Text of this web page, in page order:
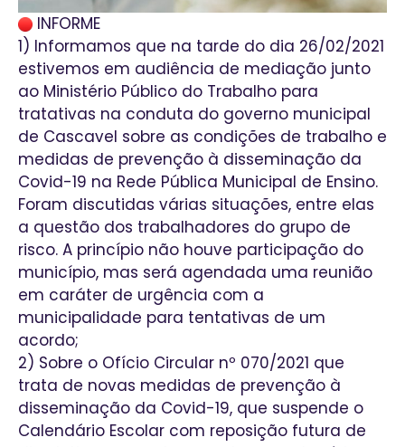
INFORME
1) Informamos que na tarde do dia 26/02/2021
estivemos em audiência de mediação junto
ao Ministério Público do Trabalho para
tratativas na conduta do governo municipal
de Cascavel sobre as condições de trabalho e
medidas de prevenção à disseminação da
Covid-19 na Rede Pública Municipal de Ensino.
Foram discutidas várias situações, entre elas
a questão dos trabalhadores do grupo de
risco. A princípio não houve participação do
município, mas será agendada uma reunião
em caráter de urgência com a
municipalidade para tentativas de um
acordo;
2) Sobre o Ofício Circular nº 070/2021 que
trata de novas medidas de prevenção à
disseminação da Covid-19, que suspende o
Calendário Escolar com reposição futura de